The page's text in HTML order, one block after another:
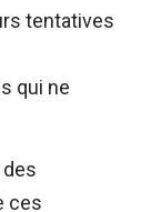
tentatives
qui ne
ces